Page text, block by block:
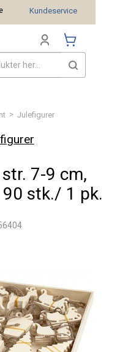
> Julefigurer
7-9 cm,
stk./ 1 pk.
Kundeservice